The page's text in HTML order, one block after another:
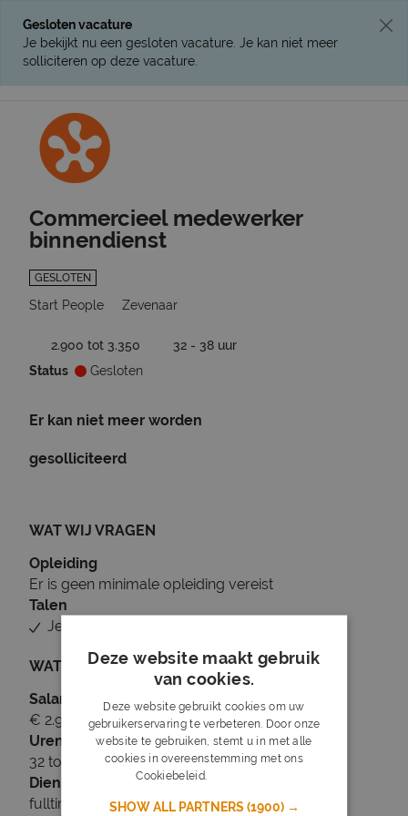
Gesloten vacature
Je bekijkt nu een gesloten vacature. Je kan niet meer
solliciteren op deze vacature.
Commercieel medewerker
binnendienst
GESLOTEN
Start People Zevenaar
2.900 tot 3.350
32 - 38 uur
Status
Gesloten
Er kan niet meer worden
gesolliciteerd
WAT WIJ VRAGEN
Opleiding
Er is geen minimale opleiding vereist
Talen
Je beheerst Nederlands
WAT WIJ BIEDEN
Salaris
€ 2.900 tot € 3.350
Uren
32 tot 38 uur per week
Dienstverband
fulltime
Deze website maakt gebruik
van cookies.
Deze website gebruikt cookies om uw
gebruikerservaring te verbeteren. Door onze
website te gebruiken, stemt u in met alle
cookies in overeenstemming met ons
Cookiebeleid.
SHOW ALL PARTNERS(1900) →